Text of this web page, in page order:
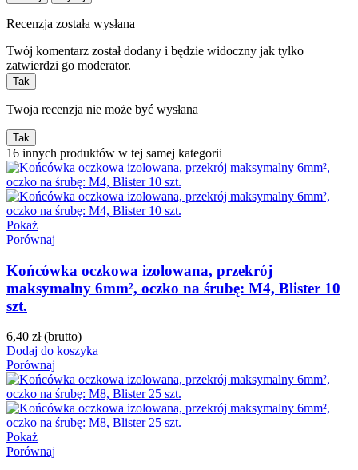
Recenzja została wysłana
Twój komentarz został dodany i będzie widoczny jak tylko
zatwierdzi go moderator.
Tak
Twoja recenzja nie może być wysłana
Tak
16 innych produktów w tej samej kategorii
Pokaż
Porównaj
Końcówka oczkowa izolowana, przekrój
maksymalny 6mm², oczko na śrubę: M4, Blister 10
szt.
6,40 zł (brutto)
Dodaj do koszyka
Porównaj
Pokaż
Porównaj